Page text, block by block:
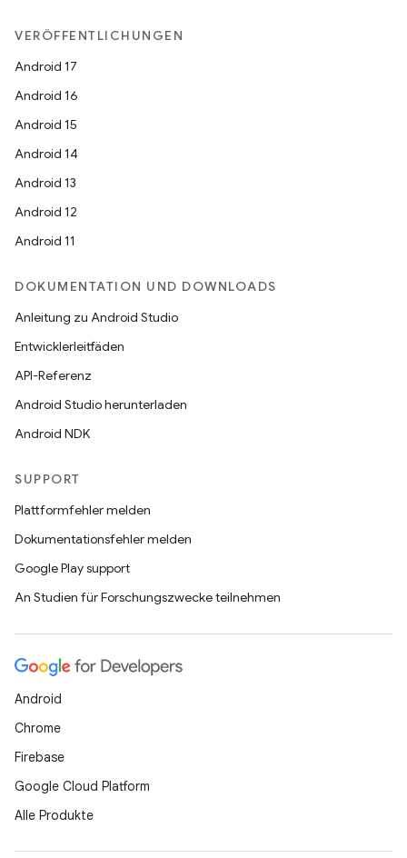
VERÖFFENTLICHUNGEN
Android 17
Android 16
Android 15
Android 14
Android 13
Android 12
Android 11
DOKUMENTATION UND DOWNLOADS
Anleitung zu Android Studio
Entwicklerleitfäden
API-Referenz
Android Studio herunterladen
Android NDK
SUPPORT
Plattformfehler melden
Dokumentationsfehler melden
Google Play support
An Studien für Forschungszwecke teilnehmen
Android
Chrome
Firebase
Google Cloud Platform
Alle Produkte